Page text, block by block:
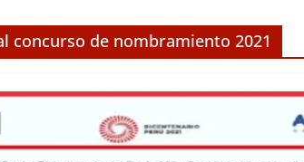
concurso de nombramiento 2021